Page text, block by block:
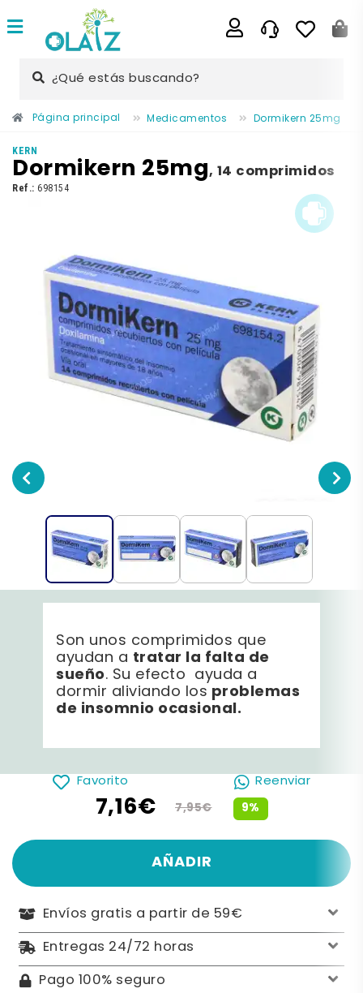
¿Qué estás buscando?
Página principal Medicamentos Dormikern 25mg
KERN
Dormikern 25mg, 14 comprimidos
Ref.: 698154
Son unos comprimidos que
ayudan a tratar la falta de
sueño. Su efecto ayuda a
dormir aliviando los problemas
de insomnio ocasional.
Favorito Reenviar
9%
7,16€ 7,95€
AÑADIR
Envíos gratis a partir de 59€
Entregas 24/72 horas
Pago 100% seguro